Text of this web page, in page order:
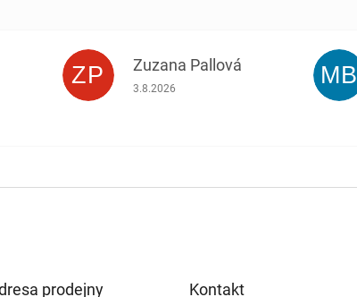
5 z 5 hviezdičiek.
ZP Zuzana Pallová
Hodnotenie obchodu je 5 z 5 hviezdičiek.
3.8.2026 MB
prodejny Kontakt